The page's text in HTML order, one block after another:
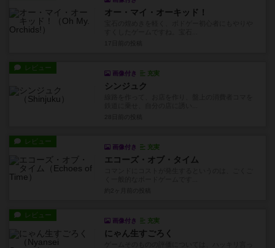
オー・マイ・オーキッド！
レビュー
画像付き 充実
シンジュク
レビュー
画像付き 充実
エコーズ・オブ・タイム
レビュー
画像付き 充実
にゃん生すごろく